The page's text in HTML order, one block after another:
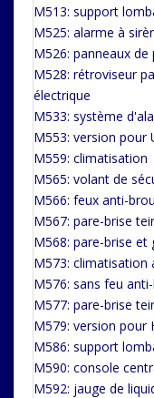
M513: support
M525: alarme à
M526: panneaux
M528: rétroviseur
électrique
M533: système
M553: version pour
M559: climatisation
M565: volant de
M566: feux anti-
M567: pare-brise
M568: pare-brise et
M573: climatisation
M576: sans feu
M577: pare-brise
M579: version pour
M586: support
M590: console
M592: jauge de